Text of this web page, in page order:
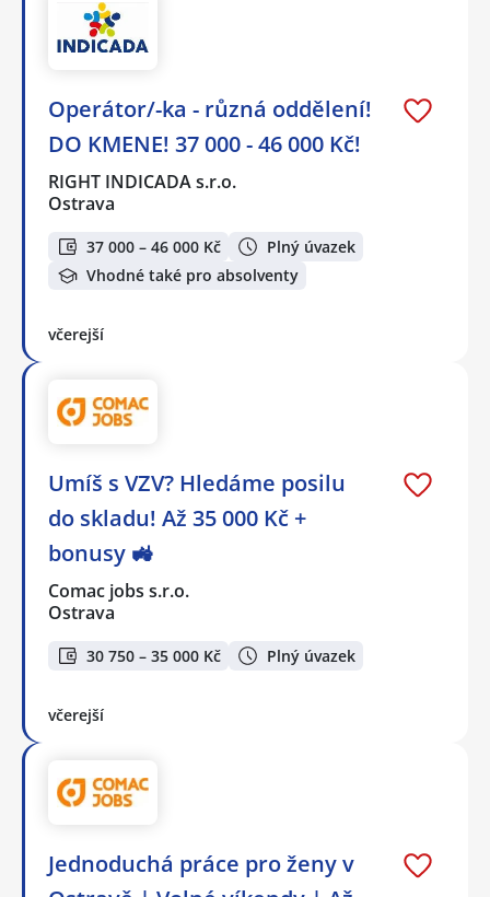
Operátor/-ka - různá oddělení!
DO KMENE! 37 000 - 46 000 Kč!
RIGHT INDICADA s.r.o.
Ostrava
37 000 – 46 000 Kč
Plný úvazek
Vhodné také pro absolventy
včerejší
Umíš s VZV? Hledáme posilu
do skladu! Až 35 000 Kč +
bonusy 🚜
Comac jobs s.r.o.
Ostrava
30 750 – 35 000 Kč Plný úvazek
včerejší
Jednoduchá práce pro ženy v